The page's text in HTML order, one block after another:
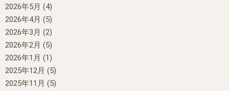
2026年5月 (4)
2026年4月 (5)
2026年3月 (2)
2026年2月 (5)
2026年1月 (1)
2025年12月 (5)
2025年11月 (5)